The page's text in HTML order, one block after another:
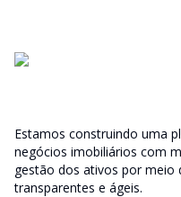
Estamos construindo uma
negócios imobiliários com
gestão dos ativos por meio
transparentes e ágeis.